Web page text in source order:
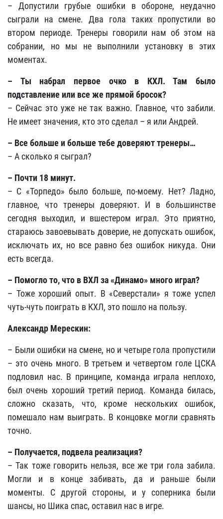
– Допустили грубые ошибки в обороне, неудачно
сыграли на смене. Два гола таких пропустили во
втором периоде. Тренеры говорили нам об этом на
собрании, но мы не выполнили установку в этих
моментах.
– Ты набрал первое очко в КХЛ. Там было
подставление или все же прямой бросок?
– Сейчас это уже не так важно. Главное, что забили.
Не имеет значения, кто это сделал – я или Андрей.
– Все больше и больше тебе доверяют тренеры…
– А сколько я сыграл?
– Почти 18 минут.
– С «Торпедо» было больше, по-моему. Нет? Ладно,
главное, что тренеры доверяют. И в большинстве
сегодня выходил, и вшестером играл. Это приятно,
стараюсь завоевывать доверие, не допускать ошибок,
исключать их, но все равно без ошибок никуда. Они
есть всегда.
– Помогло то, что в ВХЛ за «Динамо» много играл?
– Тоже хороший опыт. В «Северстали» я тоже успел
чуть-чуть поиграть в КХЛ, это пошло на пользу.
Александр Мерескин:
– Были ошибки на смене, но и четыре гола пропустили
– это очень много. В третьем и четвертом голе ЦСКА
подловил нас. В принципе, команда играла неплохо,
был очень хороший третий период. Команда билась,
сложно сказать, что, кроме нескольких ошибок,
помешало нам выиграть. В концовке могли сравнять
точно.
– Получается, подвела реализация?
– Так тоже говорить нельзя, все же три гола забила.
Могли и в конце забивать, да и раньше были
моменты. С другой стороны, и у соперника были
шансы, но Шика спас, оставил нас в игре.